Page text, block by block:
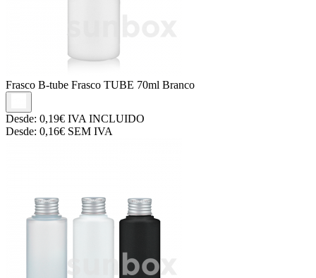
Frasco B-tube Frasco TUBE 70ml Branco
Desde: 0,19€ IVA INCLUIDO
Desde: 0,16€ SEM IVA